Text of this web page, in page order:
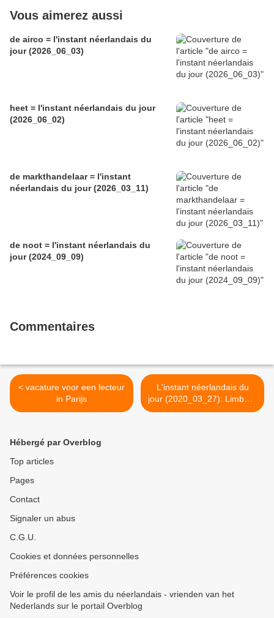
Vous aimerez aussi
de airco = l'instant néerlandais du
jour (2026_06_03)
heet = l'instant néerlandais du jour
(2026_06_02)
de markthandelaar = l'instant
néerlandais du jour (2026_03_11)
de noot = l'instant néerlandais du
jour (2024_09_09)
Commentaires
< vacature voor een lecteur
in Parijs
L'instant néerlandais du
jour (2020_03_27): Limburg
zwaarst getroffen >
Hébergé par Overblog
Top articles
Pages
Contact
Signaler un abus
C.G.U.
Cookies et données personnelles
Préférences cookies
Voir le profil de les amis du néerlandais - vrienden van het
Nederlands sur le portail Overblog